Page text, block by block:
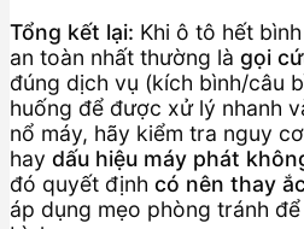
Tổng kết lại: Khi ô tô hết
an toàn nhất thường là gọi
đúng dịch vụ (kích bình/câu
huống để được xử lý nhanh
nổ máy, hãy kiểm tra nguy
hay dấu hiệu máy phát
đó quyết định có nên thay
áp dụng mẹo phòng tránh